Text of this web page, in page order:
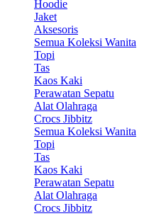
Hoodie
Jaket
Aksesoris
Semua Koleksi Wanita
Topi
Tas
Kaos Kaki
Perawatan Sepatu
Alat Olahraga
Crocs Jibbitz
Semua Koleksi Wanita
Topi
Tas
Kaos Kaki
Perawatan Sepatu
Alat Olahraga
Crocs Jibbitz